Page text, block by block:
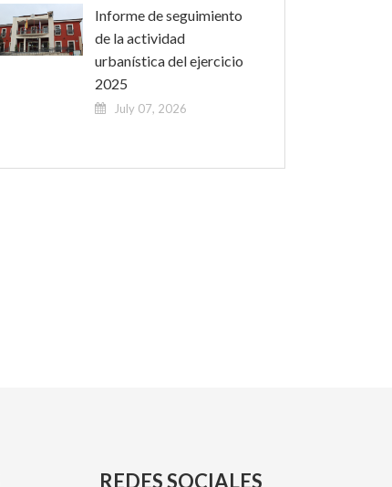
Informe de seguimiento
de la actividad
urbanística del ejercicio
2025
July 07, 2026
REDES SOCIALES